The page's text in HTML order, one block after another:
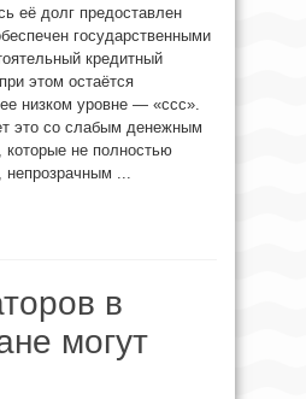
её долг предоставлен
государственными
кредитный
этом остаётся
низком уровне — «ccc».
это со слабым денежным
не полностью
непрозрачным ...
в
могут